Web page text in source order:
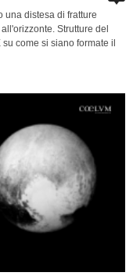
una distesa di fratture
Strutture del
come si siano formate il